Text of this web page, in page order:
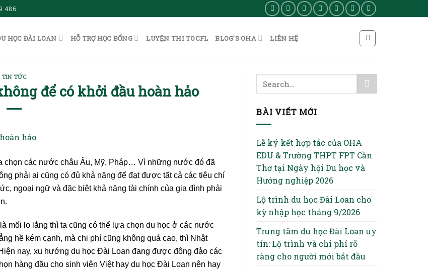
486
HỌC ĐÀI LOAN HỖ TRỢ HỌC BỔNG LUYỆN THI TOCFL BLOG’S OHA LIÊN HỆ
TIN TỨC
để có khởi đầu hoàn hảo
các nước châu Âu, Mỹ, Pháp… Vì những nước đó đã
phải ai cũng có đủ khả năng để đạt được tất cả các tiêu chí
ngoại ngữ và đặc biệt khả năng tài chính của gia đình phải
mối lo lắng thì ta cũng có thể lựa chọn du học ở các nước
hề kém cạnh, mà chi phí cũng không quá cao, thì Nhật
nay, xu hướng du học Đài Loan đang được đông đảo các
hàng đầu cho sinh viên Việt hay du học Đài Loan nên hay
BÀI VIẾT MỚI
Lễ ký kết hợp tác của OHA
EDU & Trường THPT FPT Cần
Thơ tại Ngày hội Du học và
Hướng nghiệp 2026
Lộ trình du học Đài Loan cho
kỳ nhập học tháng 9/2026
Trung tâm du học Đài Loan uy
tín: Lộ trình và chi phí rõ
ràng cho người mới bắt đầu